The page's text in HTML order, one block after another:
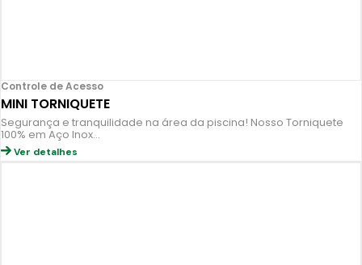
Controle de Acesso
MINI TORNIQUETE
Segurança e tranquilidade na área da piscina! Nosso Torniquete
100% em Aço Inox…
Ver detalhes